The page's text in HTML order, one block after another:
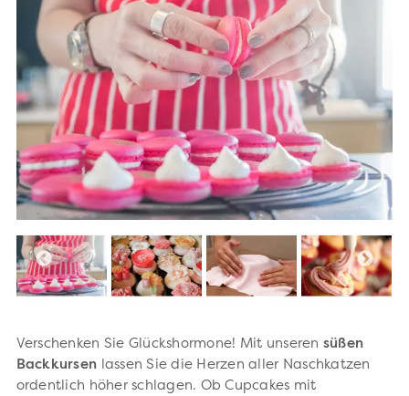
Verschenken Sie Glückshormone! Mit unseren süßen
Backkursen lassen Sie die Herzen aller Naschkatzen
ordentlich höher schlagen. Ob Cupcakes mit